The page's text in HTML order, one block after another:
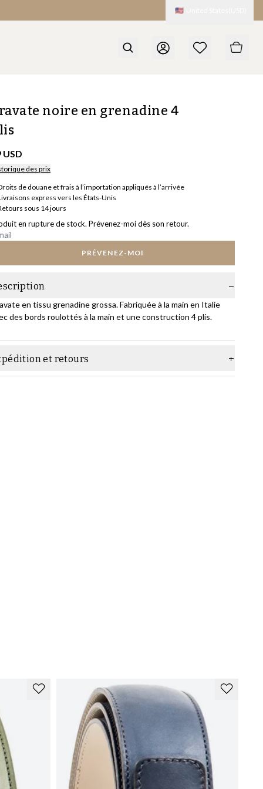
🇺🇸
noire en grenadine 4
USD
des prix
de douane et frais à l’importation appliqués à l’arrivée
express vers les États-Unis
sous 14 jours
en rupture de stock. Prévenez-moi dès son retour.
PRÉVENEZ-MOI
en tissu grenadine grossa. Fabriquée à la main en Italie
des bords roulottés à la main et une construction 4 plis.
et retours